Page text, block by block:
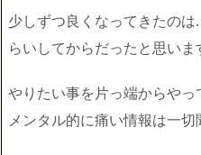
少しずつ良くなってきたのは.
らいしてからだったと思いま
やりたい事を片っ端からやっ
メンタル的に痛い情報は一切